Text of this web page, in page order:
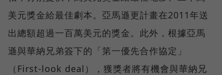
美元獎金給最佳劇本。亞馬遜更計畫在2011年送
出總額超過一百萬美元的獎金。此外，根據亞馬
遜與華納兄弟簽下的「第一優先合作協定」
（First-look deal），獲獎者將有機會與華納兄